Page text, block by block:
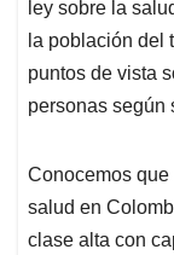
ley sobre la
la población del
puntos de vista
personas según
Conocemos
salud en
clase alta con